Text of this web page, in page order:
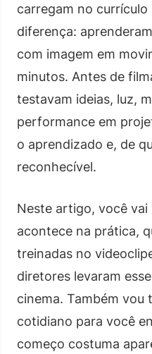
carregam no
diferença:
com imagem em
minutos. Antes de
testavam ideias, luz,
performance em
o aprendizado e, de
reconhecível.
Neste artigo, você
acontece na prática,
treinadas no
diretores levaram
cinema. Também vou
cotidiano para você
começo costuma